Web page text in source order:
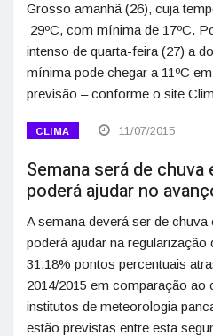
Grosso amanhã (26), cuja
29ºC, com mínima de 17ºC.
intenso de quarta-feira (27) a
mínima pode chegar a 11ºC
previsão – conforme o site
CLIMA 11/07/2015
Semana será de chuva
poderá ajudar no
A semana deverá ser de
poderá ajudar na
31,18% pontos percentuais
2014/2015 em comparação ao
institutos de meteorologia
estão previstas entre esta